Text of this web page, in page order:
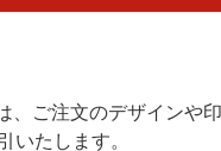
、ご注文のデザインや
いたします。